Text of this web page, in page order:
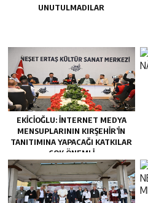
UNUTULMADILAR
EKİCİOĞLU: İNTERNET MEDYA
MENSUPLARININ KIRŞEHİR’İN
TANITIMINA YAPACAĞI KATKILAR
ÇOK ÖNEMLİ